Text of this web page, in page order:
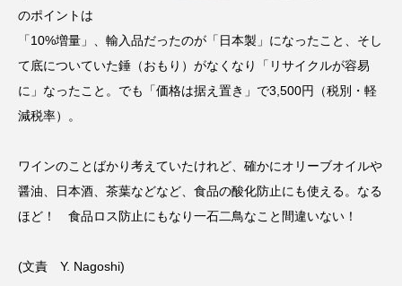
のポイントは
「10%増量」、輸入品だったのが「日本製」になったこと、そし
て底についていた錘（おもり）がなくなり「リサイクルが容易
に」なったこと。でも「価格は据え置き」で3,500円（税別・軽
減税率）。
ワインのことばかり考えていたけれど、確かにオリーブオイルや
醤油、日本酒、茶葉などなど、食品の酸化防止にも使える。なる
ほど！ 食品ロス防止にもなり一石二鳥なこと間違いない！
(文責 Y. Nagoshi)